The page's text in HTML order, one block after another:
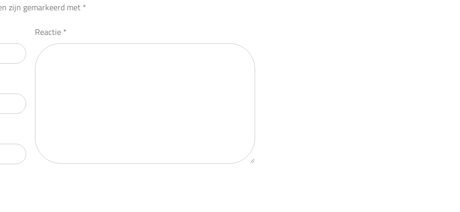
zijn gemarkeerd met *
Reactie *